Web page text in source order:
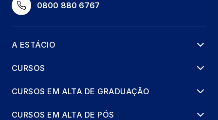
0800 880 6767
A ESTÁCIO
CURSOS
CURSOS EM ALTA DE GRADUAÇÃO
CURSOS EM ALTA DE PÓS